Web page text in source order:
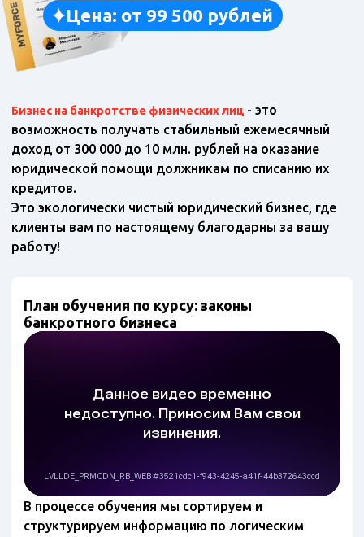
Цена: от 99 500 рублей
Бизнес на банкротстве физических лиц - это
возможность получать стабильный ежемесячный
доход от 300 000 до 10 млн. рублей на оказание
юридической помощи должникам по списанию их
кредитов.
Это экологически чистый юридический бизнес, где
клиенты вам по настоящему благодарны за вашу
работу!
План обучения по курсу: законы
банкротного бизнеса
В процессе обучения мы сортируем и
структурируем информацию по логическим